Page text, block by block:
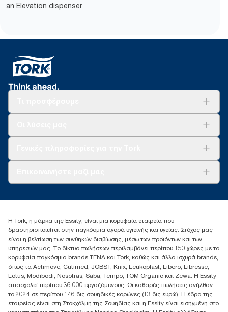
an Elevation dispenser
+302102705722
17th klm.National Road Athens-Lamia &2 Kalamatas
14564 N.Kifissia, Athens-Greece
Mob: +306932474930 (για Ελλάδα & Κύπρο)
Η Tork, η μάρκα της Essity, είναι μια κορυφαία εταιρεία που
δραστηριοποιείται στην παγκόσμια αγορά υγιεινής και υγείας. Στόχος μας
είναι η βελτίωση των συνθηκών διαβίωσης, μέσω των προϊόντων και των
υπηρεσιών μας. Το δίκτυο πωλήσεων περιλαμβάνει περίπου 150 χώρες με τα
κορυφαία παγκόσμια brands TENA και Tork, καθώς και άλλα ισχυρά brands,
όπως τα Actimove, Cutimed, JOBST, Knix, Leukoplast, Libero, Libresse,
Lotus, Modibodi, Nosotras, Saba, Tempo, TOM Organic και Zewa. Η Essity
απασχολεί περίπου 36.000 εργαζόμενους. Οι καθαρές πωλήσεις ανήλθαν
το 2024 σε περίπου 146 δις σουηδικές κορώνες (13 δις ευρώ). Η έδρα της
εταιρείας είναι στη Στοκχόλμη της Σουηδίας και η Essity είναι εισηγμένη στο